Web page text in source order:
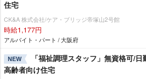
住宅
CK&A 株式会社/ケア・ブリッジ帝塚山2号館
時給1,177円
アルバイト・パート / 大阪府
NEW
「福祉調理スタッフ」無資格可/
高齢者向け住宅